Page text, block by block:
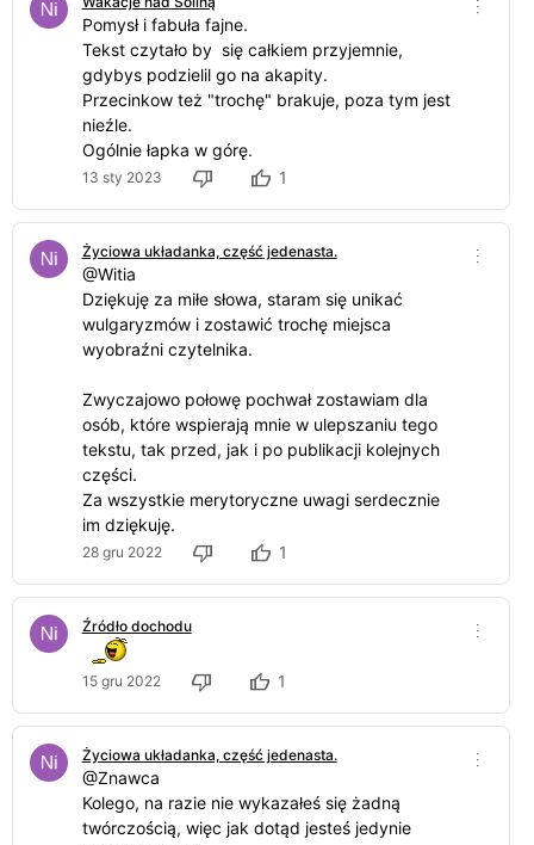
Pomysł i fabuła fajne.
Tekst czytało by się całkiem przyjemnie,
gdybys podzielil go na akapity.
Przecinkow też "trochę" brakuje, poza tym jest
nieźle.
Ogólnie łapka w górę.
13 sty 2023 1
Życiowa układanka, część jedenasta.
@Witia
Dziękuję za miłe słowa, staram się unikać
wulgaryzmów i zostawić trochę miejsca
wyobraźni czytelnika.
Zwyczajowo połowę pochwał zostawiam dla
osób, które wspierają mnie w ulepszaniu tego
tekstu, tak przed, jak i po publikacji kolejnych
części.
Za wszystkie merytoryczne uwagi serdecznie
im dziękuję.
28 gru 2022 1
Źródło dochodu
15 gru 2022 1
Życiowa układanka, część jedenasta.
@Znawca
Kolego, na razie nie wykazałeś się żadną
twórczością, więc jak dotąd jesteś jedynie